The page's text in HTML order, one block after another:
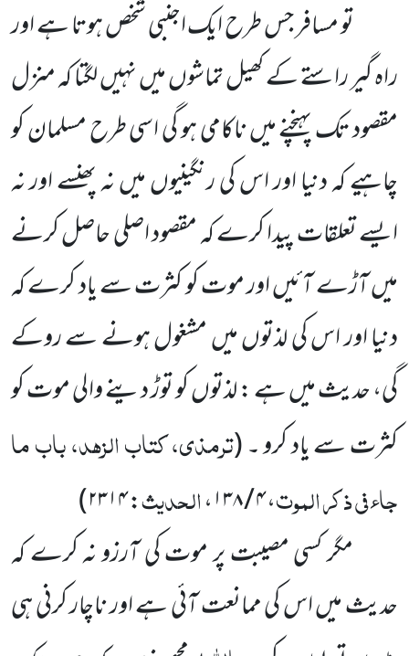
تو مسافر جس طرح ایک اجنبی شخص ہوتا ہے اور
راہ گیر راستے کے کھیل تماشوں میں نہیں لگتا کہ منزل
مقصود تک پہنچنے میں ناکامی ہو گی اسی طرح مسلمان کو
چاہیے کہ دنیا اور اس کی رنگینیوں میں نہ پھنسے اور نہ
ایسے تعلقات پیدا کرے کہ مقصود اصلی حاصل کرنے
میں آڑے آئیں اور موت کو کثرت سے یاد کرے کہ
دنیا اور اس کی لذتوں میں مشغول ہونے سے روکے
گی، حدیث میں ہے : لذتوں کو توڑ دینے والی موت کو
کثرت سے یاد کرو۔(ترمذی، کتاب الزہد، باب ما
جاء فی ذکر الموت،۴ / ۱۳۸ ،الحدیث:۲۳۱۴)
مگر کسی مصیبت پر موت کی آرزو نہ کرے کہ
حدیث میں اس کی ممانعت آئی ہے اور ناچار کرنی ہی